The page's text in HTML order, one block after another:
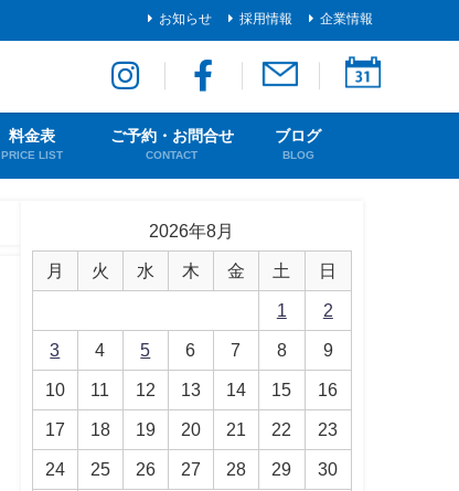
お知らせ 採用情報 企業情報
料金表
PRICE LIST
ご予約・お問合せ
CONTACT
ブログ
BLOG
2026年8月
月 火 水 木 金 土 日
1 2
3 4 5 6 7 8 9
10 11 12 13 14 15 16
17 18 19 20 21 22 23
24 25 26 27 28 29 30